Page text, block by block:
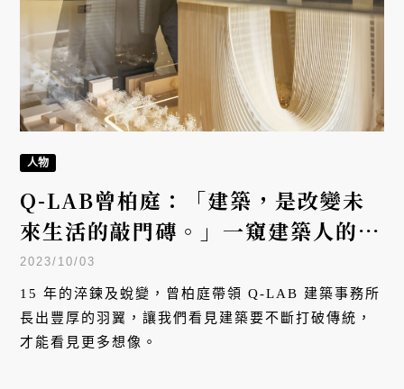
人物
Q-LAB曾柏庭：「建築，是改變未
來生活的敲門磚。」一窺建築人的創
業與創見
2023/10/03
15 年的淬鍊及蛻變，曾柏庭帶領 Q-LAB 建築事務所
長出豐厚的羽翼，讓我們看見建築要不斷打破傳統，
才能看見更多想像。